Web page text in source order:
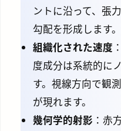
ントに沿って、張
勾配を形成します。
組織化された速度
度成分は系統的に
す。視線方向で観
が現れます。
幾何学的射影 ：赤